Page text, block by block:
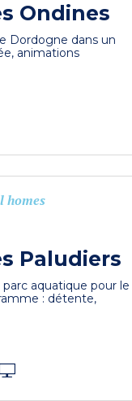
Ondines
Dordogne dans un
animations
homes
Paludiers
aquatique pour le
: détente,